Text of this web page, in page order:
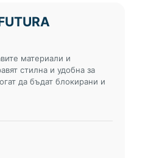
материали и
стилна и удобна за
да бъдат блокирани и